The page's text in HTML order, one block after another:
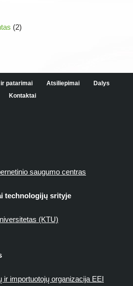
(2)
patarimai Atsiliepimai
Dalys
Kontaktai
saugumo centras
technologijų srityje
(KTU)
ir importuotojų organizacija EEI